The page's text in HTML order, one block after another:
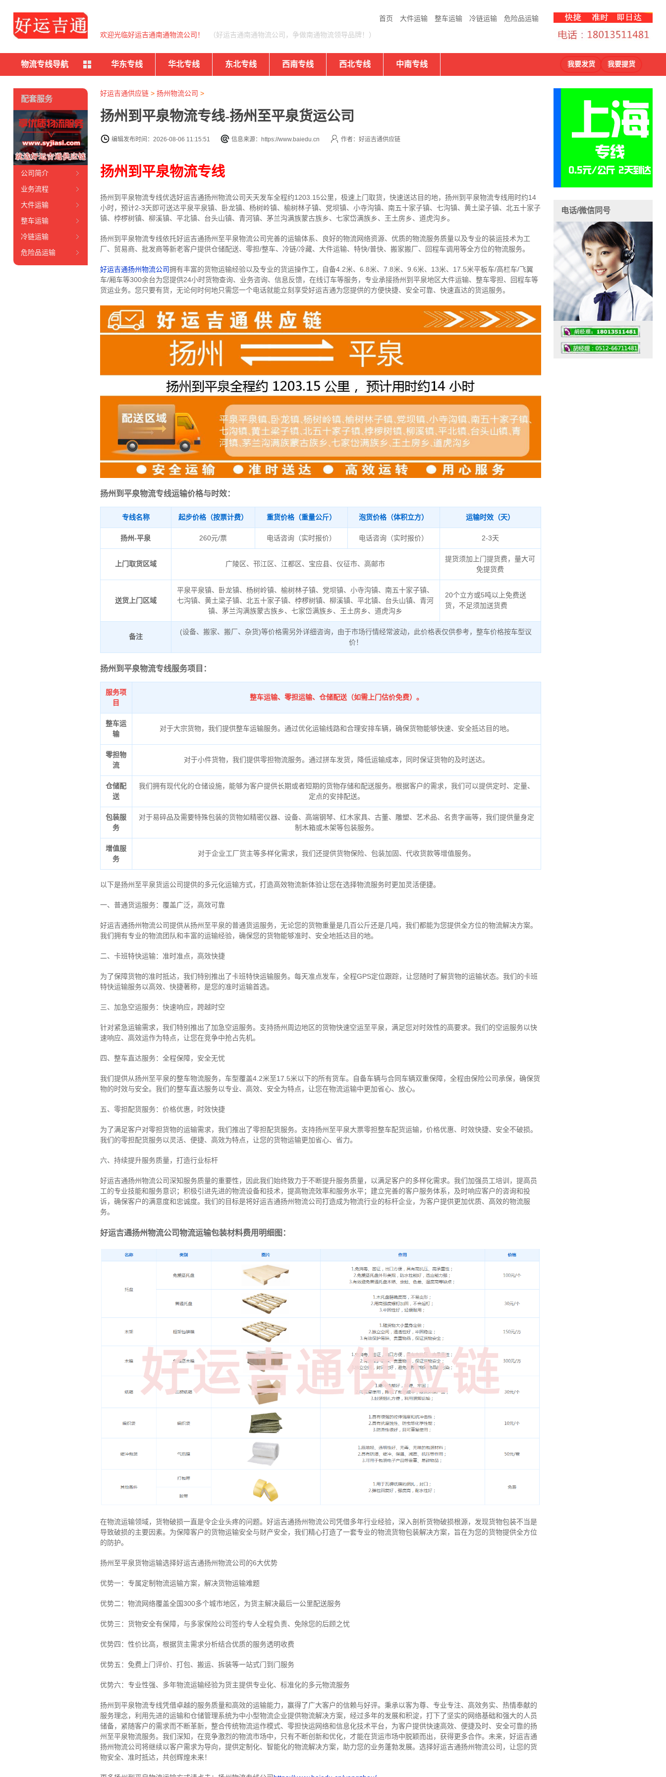
首页 大件运输 整车运输 冷链运输 危险品运输
欢迎光临好运吉通南通物流公司！ （好运吉通南通物流公司，争做南通物流领导品牌！）
物流专线导航 华东专线 华北专线 东北专线 西南专线 西北专线 中南专线 我要发货 我要提货
好运吉通供应链> 扬州物流公司 >
扬州到平泉物流专线-扬州至平泉货运公司
编辑发布时间：2026-08-06 11:15:51 信息来源：https://www.baiedu.cn 作者：好运吉通供应链
扬州到平泉物流专线
扬州到平泉物流专线优选好运吉通扬州物流公司天天发车全程约1203.15公里， 极速上门取货，快速送达目的地，扬州到平泉物流专线用时约14
小时，预计2-3天即可送达平泉平泉镇、卧龙镇、杨树岭镇、榆树林子镇、党坝镇、小寺沟镇、南五十家子镇、七沟镇、黄土梁子镇、北五十家子
镇、桲椤树镇、柳溪镇、平北镇、台头山镇、青河镇、茅兰沟满族蒙古族乡、七家岱满族乡、王土房乡、道虎沟乡。
扬州到平泉物流专线依托好运吉通扬州至平泉物流公司完善的运输体系、良好的物流网络资源、优质的物流服务质量以及专业的装运技术为工
厂、贸易商、批发商等新老客户提供仓储配送、零担/整车、冷链/冷藏、大件运输、特快/普快、搬家搬厂、回程车调用等全方位的物流服务。
好运吉通扬州物流公司拥有丰富的货物运输经验以及专业的货运操作工，自备4.2米、6.8米、7.8米、9.6米、13米、17.5米平板车/高栏车/飞翼
车/厢车等300余台为您提供24小时货物查询、业务咨询、信息反馈，在线订车等服务， 专业承接扬州到平泉地区大件运输、整车零担、回程车等
货运业务。 您只要有货，无论何时何地只需您一个电话就能立刻享受好运吉通为您提供的方便快捷、安全可靠、快速直达的货运服务。
扬州到平泉物流专线运输价格与时效：
专线名称 起步价格（按票计费） 重货价格（重量公斤） 泡货价格（体积立方） 运输时效（天）
扬州-平泉 260元/票 电话咨询（实时报价） 电话咨询（实时报价） 2-3天
上门取货区域 广陵区、邗江区、江都区、宝应县、仪征市、高邮市
提货须加上门提货费，量大可
免提货费
送货上门区域
平泉平泉镇、卧龙镇、杨树岭镇、榆树林子镇、党坝镇、小寺沟镇、南五十家子镇、
七沟镇、黄土梁子镇、北五十家子镇、桲椤树镇、柳溪镇、平北镇、台头山镇、青河
镇、茅兰沟满族蒙古族乡、七家岱满族乡、王土房乡、道虎沟乡
20个立方或5吨以上免费送
货，不足须加送货费
备注
(设备、搬家、搬厂、杂货)等价格需另外详细咨询，由于市场行情经常波动，此价格表仅供参考，整车价格按车型议
价！
扬州到平泉物流专线服务项目：
服务项
目
整车运输、零担运输、仓储配送（如需上门估价免费）。
整车运
输
对于大宗货物，我们提供整车运输服务。通过优化运输线路和合理安排车辆，确保货物能够快速、安全抵达目的地。
零担物
流
对于小件货物，我们提供零担物流服务。通过拼车发货，降低运输成本，同时保证货物的及时送达。
仓储配
送
我们拥有现代化的仓储设施，能够为客户提供长期或者短期的货物存储和配送服务。根据客户的需求，我们可以提供定时、定量、
定点的安排配送。
包装服
务
对于易碎品及需要特殊包装的货物如精密仪器、设备、高端钢琴、红木家具、古董、雕塑、艺术品、名贵字画等，我们提供量身定
制木箱或木架等包装服务。
增值服
务
对于企业工厂货主等多样化需求，我们还提供货物保险、包装加固、代收货款等增值服务。
以下是扬州至平泉货运公司提供的多元化运输方式，打造高效物流新体验让您在选择物流服务时更加灵活便捷。
一、普通货运服务：覆盖广泛，高效可靠
好运吉通扬州物流公司提供从扬州至平泉的普通货运服务，无论您的货物重量是几百公斤还是几吨，我们都能为您提供全方位的物流解决方案。
我们拥有专业的物流团队和丰富的运输经验，确保您的货物能够准时、安全地抵达目的地。
二、卡班特快运输：准时准点，高效快捷
为了保障货物的准时抵达，我们特别推出了卡班特快运输服务。每天准点发车，全程GPS定位跟踪，让您随时了解货物的运输状态。我们的卡班
特快运输服务以高效、快捷著称，是您的准时运输首选。
三、加急空运服务：快速响应，跨越时空
针对紧急运输需求，我们特别推出了加急空运服务。支持扬州周边地区的货物快速空运至平泉，满足您对时效性的高要求。我们的空运服务以快
速响应、高效运作为特点，让您在竞争中抢占先机。
四、整车直达服务：全程保障，安全无忧
我们提供从扬州至平泉的整车物流服务，车型覆盖4.2米至17.5米以下的所有货车。自备车辆与合同车辆双重保障，全程由保险公司承保，确保货
物的时效与安全。我们的整车直达服务以专业、高效、安全为特点，让您在物流运输中更加省心、放心。
五、零担配货服务：价格优惠，时效快捷
为了满足客户对零担货物的运输需求，我们推出了零担配货服务。支持扬州至平泉大票零担整车配货运输，价格优惠、时效快捷、安全不破损。
我们的零担配货服务以灵活、便捷、高效为特点，让您的货物运输更加省心、省力。
六、持续提升服务质量，打造行业标杆
好运吉通扬州物流公司深知服务质量的重要性，因此我们始终致力于不断提升服务质量，以满足客户的多样化需求。我们加强员工培训，提高员
工的专业技能和服务意识；积极引进先进的物流设备和技术，提高物流效率和服务水平；建立完善的客户服务体系，及时响应客户的咨询和投
诉，确保客户的满意度和忠诚度。我们的目标是将好运吉通扬州物流公司打造成为物流行业的标杆企业，为客户提供更加优质、高效的物流服
务。
好运吉通扬州物流公司物流运输包装材料费用明细图：
在物流运输领域，货物破损一直是令企业头疼的问题。好运吉通扬州物流公司凭借多年行业经验，深入剖析货物破损根源，发现货物包装不当是
导致破损的主要因素。为保障客户的货物运输安全与财产安全，我们精心打造了一套专业的物流货物包装解决方案，旨在为您的货物提供全方位
的防护。
扬州至平泉货物运输选择好运吉通扬州物流公司的6大优势
优势一：专属定制物流运输方案，解决货物运输难题
优势二：物流网络覆盖全国300多个城市地区，为货主解决最后一公里配送服务
优势三：货物安全有保障，与多家保险公司签约专人全程负责、免除您的后顾之忧
优势四：性价比高，根据货主需求分析结合优质的服务透明收费
优势五：免费上门评价、打包、搬运、拆装等一站式门到门服务
优势六：专业性强、多年物流运输经验为货主提供专业化、标准化的多元物流服务
扬州到平泉物流专线凭借卓越的服务质量和高效的运输能力，赢得了广大客户的信赖与好评。 秉承以客为尊、专业专注、高效务实、热情奉献的
服务理念，利用先进的运输和仓储管理系统为中小型物流企业提供物流解决方案，经过多年的发展和积淀，打下了坚实的网络基础和强大的人员
储备，紧随客户的需求而不断革新，整合传统物流运作模式、零担快运网络和信息化技术平台，为客户提供快速高效、便捷及时、安全可靠的扬
州至平泉物流服务。 我们深知，在竞争激烈的物流市场中，只有不断创新和优化，才能在货运市场中脱颖而出，获得更多合作。 未来，好运吉通
扬州物流公司将继续以客户需求为导向，提供定制化、智能化的物流解决方案，助力您的业务蓬勃发展。选择好运吉通扬州物流公司，让您的货
物安全、准时抵达，共创辉煌未来！
配套服务
公司简介
业务流程
大件运输
整车运输
冷链运输
危险品运输
电话/微信同号